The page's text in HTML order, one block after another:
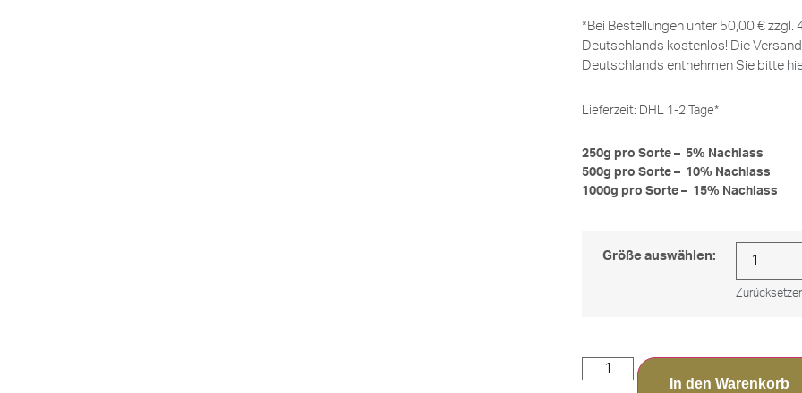
*Bei Bestellungen unter 50,00 € zzgl.
Deutschlands kostenlos! Die
Deutschlands entnehmen Sie bitte
Lieferzeit: DHL 1-2 Tage*
250g pro Sorte – 5% Nachlass
500g pro Sorte – 10% Nachlass
1000g pro Sorte – 15% Nachlass
Größe auswählen:
In den Warenkorb